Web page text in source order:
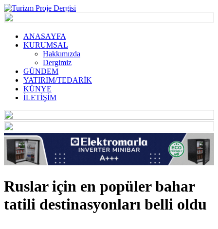
ANASAYFA
KURUMSAL
Hakkımızda
Dergimiz
GÜNDEM
YATIRIM/TEDARİK
KÜNYE
İLETİŞİM
Ruslar için en popüler bahar
tatili destinasyonları belli oldu